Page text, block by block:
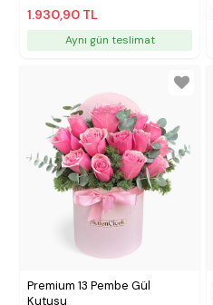
1.930,90 TL
Aynı gün teslimat
Premium 13 Pembe Gül
Kutusu